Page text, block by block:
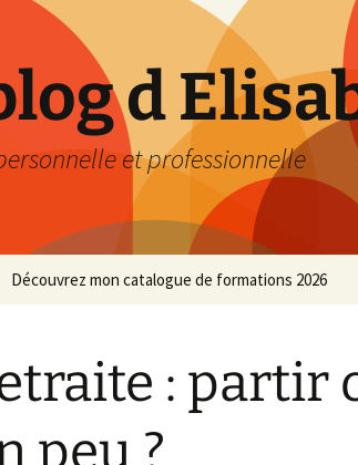
d
et professionnelle
Découvrez mon catalogue de formations 2026
: partir
peu ?